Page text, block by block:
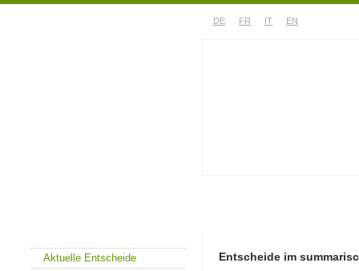
DE FR IT EN
Entscheide im
Aktuelle Entscheide